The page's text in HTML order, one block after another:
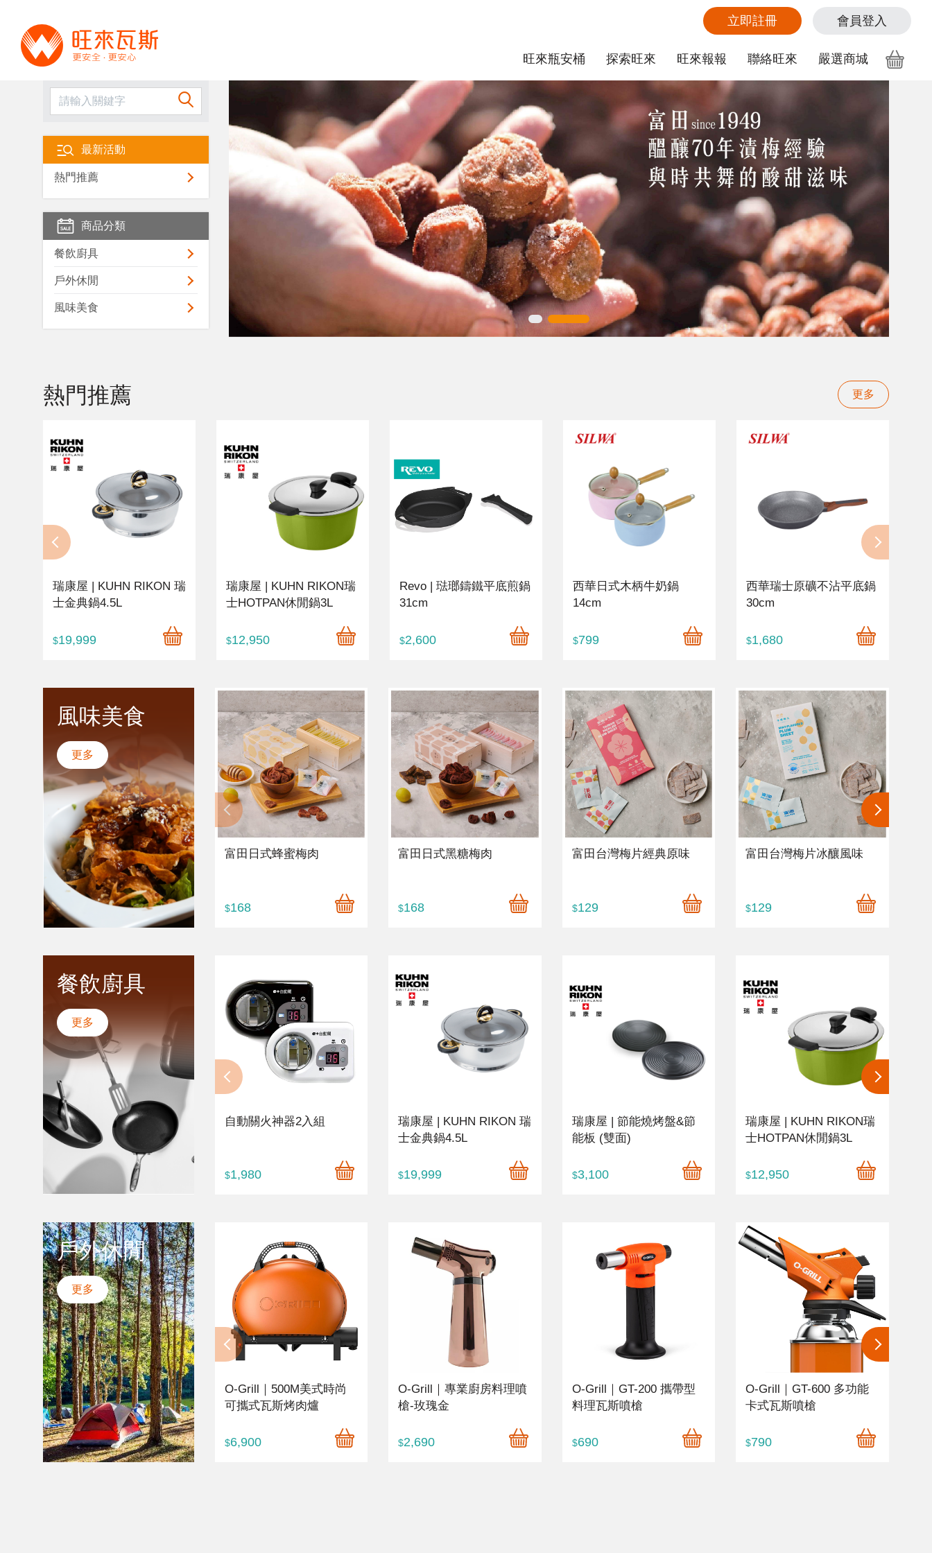
立即註冊 會員登入
旺來瓶安桶 探索旺來 旺來報報 聯絡旺來 嚴選商城
最新活動
熱門推薦
商品分類
餐飲廚具
戶外休閒
風味美食
熱門推薦 更多
瑞康屋 | KUHN RIKON 瑞
士金典鍋4.5L
$19,999
瑞康屋 | KUHN RIKON瑞
士HOTPAN休閒鍋3L
$12,950
Revo | 琺瑯鑄鐵平底煎鍋
31cm
$2,600
西華日式木柄牛奶鍋
14cm
$799
西華瑞士原礦不沾平底鍋
30cm
$1,680
風味美食
更多
富田日式蜂蜜梅肉
$168
富田日式黑糖梅肉
$168
富田台灣梅片經典原味
$129
富田台灣梅片冰釀風味
$129
餐飲廚具
更多
自動關火神器2入組
$1,980
瑞康屋 | KUHN RIKON 瑞
士金典鍋4.5L
$19,999
瑞康屋 | 節能燒烤盤&節
能板 (雙面)
$3,100
瑞康屋 | KUHN RIKON瑞
士HOTPAN休閒鍋3L
$12,950
戶外休閒
更多
O-Grill｜500M美式時尚
可攜式瓦斯烤肉爐
$6,900
O-Grill｜專業廚房料理噴
槍-玫瑰金
$2,690
O-Grill｜GT-200 攜帶型
料理瓦斯噴槍
$690
O-Grill｜GT-600 多功能
卡式瓦斯噴槍
$790